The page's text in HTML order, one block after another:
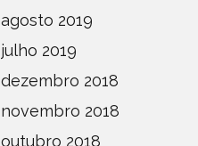
agosto 2019
julho 2019
dezembro 2018
novembro 2018
outubro 2018